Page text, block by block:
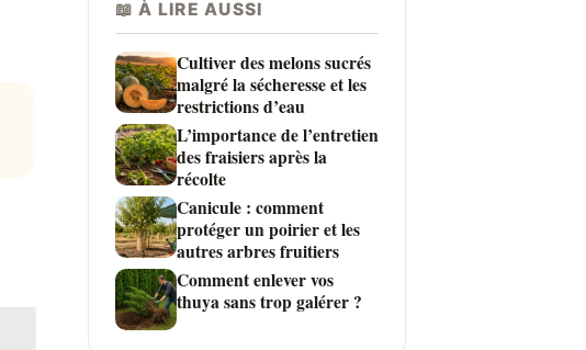
📖 À LIRE AUSSI
Cultiver des melons sucrés
malgré la sécheresse et les
restrictions d’eau
L’importance de l’entretien
des fraisiers après la
récolte
Canicule : comment
protéger un poirier et les
autres arbres fruitiers
Comment enlever vos
thuya sans trop galérer ?